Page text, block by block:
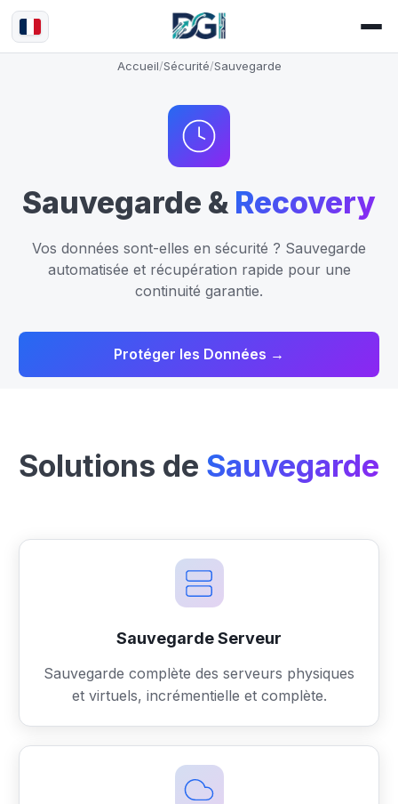
Accueil/Sécurité/Sauvegarde
Sauvegarde & Recovery
Vos données sont-elles en sécurité ? Sauvegarde
automatisée et récupération rapide pour une
continuité garantie.
Protéger les Données →
Solutions de Sauvegarde
Sauvegarde Serveur
Sauvegarde complète des serveurs physiques
et virtuels, incrémentielle et complète.